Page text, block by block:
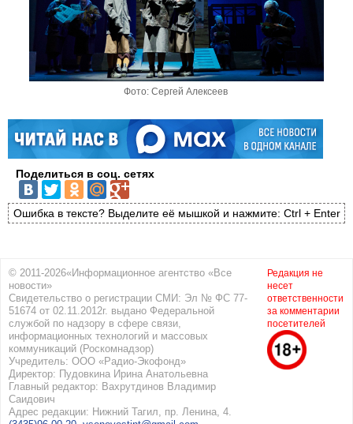
Фото: Сергей Алексеев
Поделиться в соц. сетях
Ошибка в тексте? Выделите её мышкой и нажмите: Ctrl + Enter
© 2011-2026«Информационное агентство «Все
новости»
Свидетельство о регистрации СМИ: Эл № ФС 77-
51674 от 02.11.2012г. выдано Федеральной
службой по надзору в сфере связи,
информационных технологий и массовых
коммуникаций (Роскомнадзор)
Учредитель: ООО «Радио-Экофонд»
Директор: Пудовкина Ирина Анатольевна
Главный редактор: Вахрутдинов Владимир
Саидович
Адрес редакции: Нижний Тагил, пр. Ленина, 4.
Редакция не
несет
ответственности
за комментарии
посетителей